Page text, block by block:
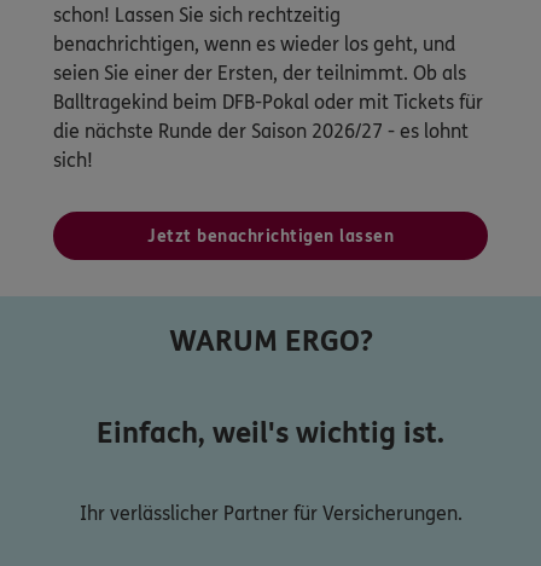
schon! Lassen Sie sich rechtzeitig
benachrichtigen, wenn es wieder los geht, und
seien Sie einer der Ersten, der teilnimmt. Ob als
Balltragekind beim DFB-Pokal oder mit Tickets für
die nächste Runde der Saison 2026/27 - es lohnt
sich!
Jetzt benachrichtigen lassen
WARUM ERGO?
Einfach, weil's wichtig ist.
Ihr verlässlicher Partner für Versicherungen.